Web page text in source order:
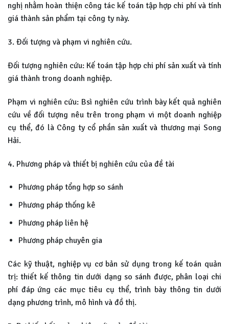
nghị nhằm hoàn thiện công tác kế toán tập hợp chi phí và tính
giá thành sản phẩm tại công ty này.
3. Đối tượng và phạm vi nghiên cứu.
Đối tượng nghiên cứu: Kế toán tập hợp chi phí sản xuất và tính
giá thành trong doanh nghiệp.
Phạm vi nghiên cứu: Bsì nghiên cứu trình bày kết quả nghiên
cứu về đối tượng nêu trên trong phạm vi một doanh nghiệp
cụ thể, đó là Công ty cổ phần sản xuất và thương mại Song
Hải.
4. Phương pháp và thiết bị nghiên cứu của đề tài
Phương pháp tổng hợp so sánh
Phương pháp thống kê
Phương pháp liên hệ
Phương pháp chuyên gia
Các kỹ thuật, nghiệp vụ cơ bản sử dụng trong kế toán quản
trị: thiết kế thông tin dưới dạng so sánh được, phân loại chi
phí đáp ứng các mục tiêu cụ thể, trình bày thông tin dưới
dạng phương trình, mô hình và đồ thị.